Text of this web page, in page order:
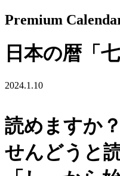
Premium
日本の暦「
2024.1.10
読めますか
せんどうと